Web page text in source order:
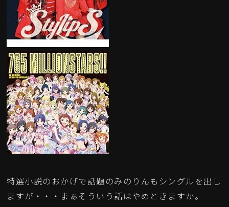
特選小説のおかげで話題のみのりんもシングルを出し
ますが・・・まぁそういう話はやめときますか。